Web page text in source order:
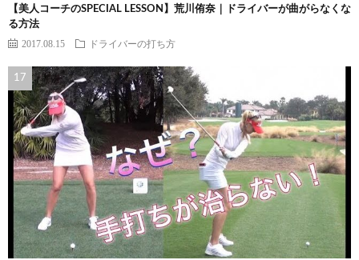
【美人コーチのSPECIAL LESSON】荒川侑奈｜ドライバーが曲がらなくな
る方法
2017.08.15 ドライバーの打ち方